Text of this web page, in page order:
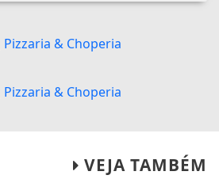
VEJA TAMBÉM